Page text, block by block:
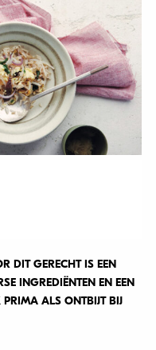
DIT GERECHT IS EEN
INGREDIËNTEN EN EEN
ALS ONTBIJT BIJ